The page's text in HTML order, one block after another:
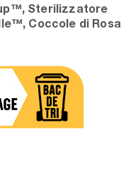
Sterilizzatore
Coccole di Rosa